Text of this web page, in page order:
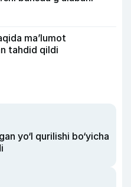
ma’lumot
tahdid qildi
yo‘l qurilishi bo‘yicha